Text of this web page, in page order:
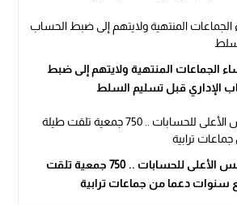
الجماعات المنتهية ولايتهم إلى ضبط
الإداري قبل تسليم السلط
تحت مجهر المجلس الأعلى للحسابات .. 750 جمعية تلقت
سنوات دعما من جماعات ترابية